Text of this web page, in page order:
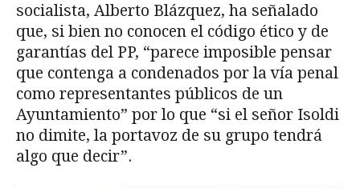
socialista, Alberto Blázquez, ha señalado
que, si bien no conocen el código ético y de
garantías del PP, “parece imposible pensar
que contenga a condenados por la vía penal
como representantes públicos de un
Ayuntamiento” por lo que “si el señor Isoldi
no dimite, la portavoz de su grupo tendrá
algo que decir”.